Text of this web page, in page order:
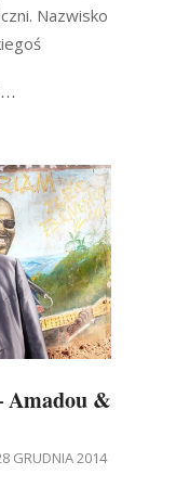
Nazwisko
Amadou &
GRUDNIA 2014